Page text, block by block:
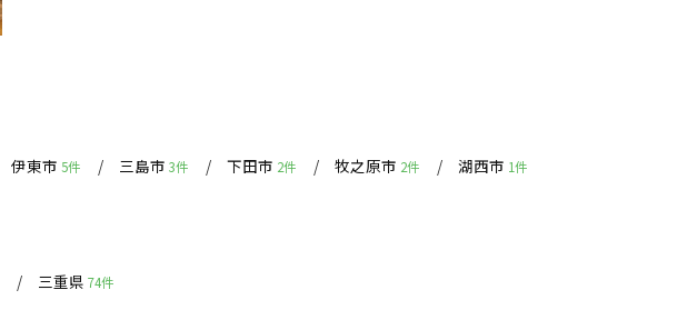
伊東市 5件 三島市 3件 下田市 2件 牧之原市 2件 湖西市 1件
三重県 74件